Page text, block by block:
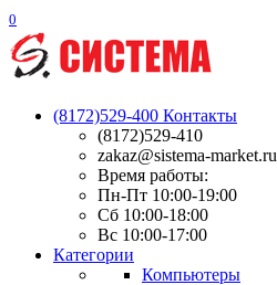
0
(8172)529-400 Контакты
(8172)529-410
zakaz@sistema-market.ru
Время работы:
Пн-Пт 10:00-19:00
Сб 10:00-18:00
Вс 10:00-17:00
Категории
Компьютеры